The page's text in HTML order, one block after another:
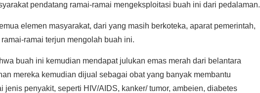
pendatang ramai-ramai mengeksploitasi buah ini dari pedalaman.
elemen masyarakat, dari yang masih berkoteka, aparat pemerintah,
ramai terjun mengolah buah ini.
buah ini kemudian mendapat julukan emas merah dari belantara
mereka kemudian dijual sebagai obat yang banyak membantu
jenis penyakit, seperti HIV/AIDS, kanker/ tumor, ambeien, diabetes